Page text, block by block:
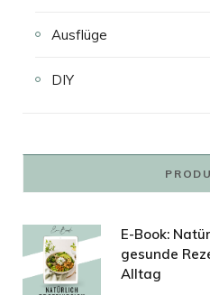
Ausflüge
DIY
E-Book:
gesunde
Alltag